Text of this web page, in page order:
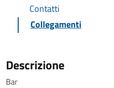
Contatti
Collegamenti
Descrizione
Bar